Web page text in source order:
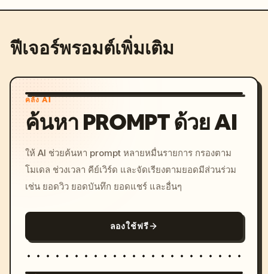
ฟีเจอร์พรอมต์เพิ่มเติม
คลัง AI
ค้นหา PROMPT ด้วย AI
ให้ AI ช่วยค้นหา prompt หลายหมื่นรายการ กรองตาม
โมเดล ช่วงเวลา คีย์เวิร์ด และจัดเรียงตามยอดมีส่วนร่วม
เช่น ยอดวิว ยอดบันทึก ยอดแชร์ และอื่นๆ
ลองใช้ฟรี